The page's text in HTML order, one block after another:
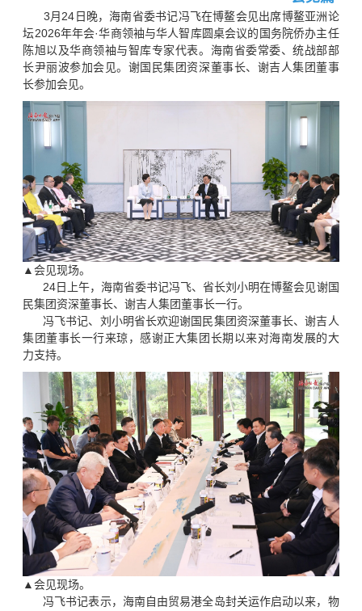
3月24日晚，海南省委书记冯飞在博鳌会见出席博鳌亚洲论
坛2026年年会·华商领袖与华人智库圆桌会议的国务院侨办主任
陈旭以及华商领袖与智库专家代表。海南省委常委、统战部部
长尹丽波参加会见。谢国民集团资深董事长、谢吉人集团董事
长参加会见。
▲会见现场。
24日上午，海南省委书记冯飞、省长刘小明在博鳌会见谢国
民集团资深董事长、谢吉人集团董事长一行。
冯飞书记、刘小明省长欢迎谢国民集团资深董事长、谢吉人
集团董事长一行来琼，感谢正大集团长期以来对海南发展的大
力支持。
▲会见现场。
冯飞书记表示，海南自由贸易港全岛封关运作启动以来，物